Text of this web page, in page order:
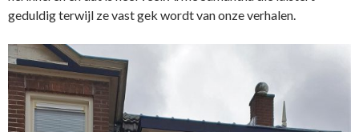
geduldig terwijl ze vast gek wordt van onze verhalen.